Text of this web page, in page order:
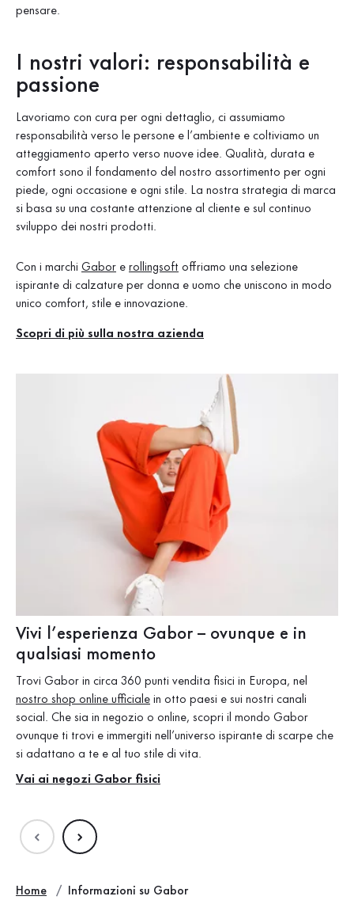
pensare.
I nostri valori: responsabilità e
passione
Lavoriamo con cura per ogni dettaglio, ci assumiamo
responsabilità verso le persone e l’ambiente e coltiviamo un
atteggiamento aperto verso nuove idee. Qualità, durata e
comfort sono il fondamento del nostro assortimento per ogni
piede, ogni occasione e ogni stile. La nostra strategia di marca
si basa su una costante attenzione al cliente e sul continuo
sviluppo dei nostri prodotti.
Con i marchi Gabor e rollingsoft offriamo una selezione
ispirante di calzature per donna e uomo che uniscono in modo
unico comfort, stile e innovazione.
Scopri di più sulla nostra azienda
Vivi l’esperienza Gabor – ovunque e in
qualsiasi momento
Trovi Gabor in circa 360 punti vendita fisici in Europa, nel
nostro shop online ufficiale in otto paesi e sui nostri canali
social. Che sia in negozio o online, scopri il mondo Gabor
ovunque ti trovi e immergiti nell’universo ispirante di scarpe che
si adattano a te e al tuo stile di vita.
Vai ai negozi Gabor fisici
Home Informazioni su Gabor